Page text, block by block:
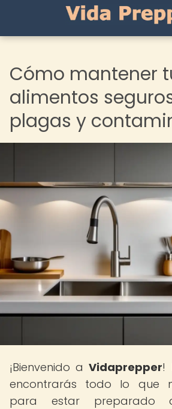
Cómo mantener
alimentos
plagas y
¡Bienvenido aVidaprepper!
encontrarás todo lo que
para estar preparado